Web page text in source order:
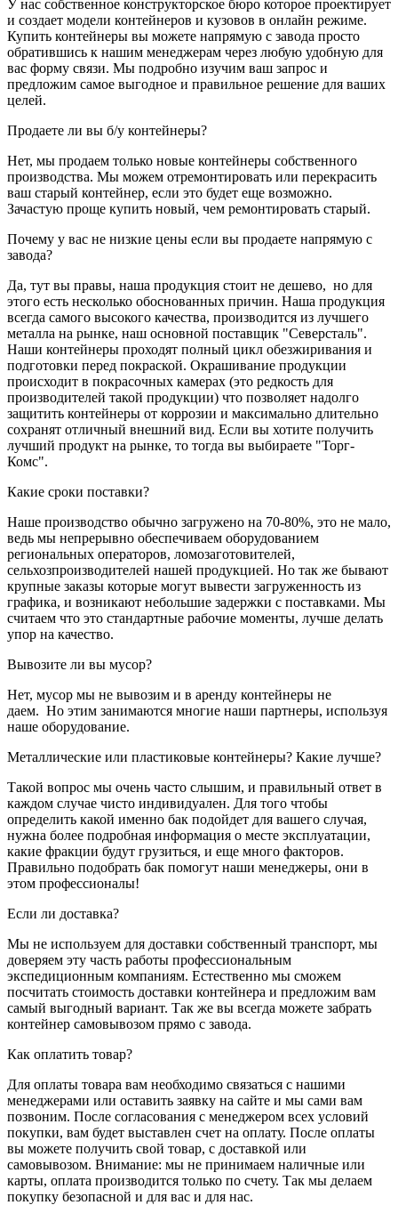
У нас собственное конструкторское бюро которое проектирует
и создает модели контейнеров и кузовов в онлайн режиме.
Купить контейнеры вы можете напрямую с завода просто
обратившись к нашим менеджерам через любую удобную для
вас форму связи. Мы подробно изучим ваш запрос и
предложим самое выгодное и правильное решение для ваших
целей.
Продаете ли вы б/у контейнеры?
Нет, мы продаем только новые контейнеры собственного
производства. Мы можем отремонтировать или перекрасить
ваш старый контейнер, если это будет еще возможно.
Зачастую проще купить новый, чем ремонтировать старый.
Почему у вас не низкие цены если вы продаете напрямую с
завода?
Да, тут вы правы, наша продукция стоит не дешево, но для
этого есть несколько обоснованных причин. Наша продукция
всегда самого высокого качества, производится из лучшего
металла на рынке, наш основной поставщик "Северсталь".
Наши контейнеры проходят полный цикл обезжиривания и
подготовки перед покраской. Окрашивание продукции
происходит в покрасочных камерах (это редкость для
производителей такой продукции) что позволяет надолго
защитить контейнеры от коррозии и максимально длительно
сохранят отличный внешний вид. Если вы хотите получить
лучший продукт на рынке, то тогда вы выбираете "Торг-
Комс".
Какие сроки поставки?
Наше производство обычно загружено на 70-80%, это не мало,
ведь мы непрерывно обеспечиваем оборудованием
региональных операторов, ломозаготовителей,
сельхозпроизводителей нашей продукцией. Но так же бывают
крупные заказы которые могут вывести загруженность из
графика, и возникают небольшие задержки с поставками. Мы
считаем что это стандартные рабочие моменты, лучше делать
упор на качество.
Вывозите ли вы мусор?
Нет, мусор мы не вывозим и в аренду контейнеры не
даем. Но этим занимаются многие наши партнеры, используя
наше оборудование.
Металлические или пластиковые контейнеры? Какие лучше?
Такой вопрос мы очень часто слышим, и правильный ответ в
каждом случае чисто индивидуален. Для того чтобы
определить какой именно бак подойдет для вашего случая,
нужна более подробная информация о месте эксплуатации,
какие фракции будут грузиться, и еще много факторов.
Правильно подобрать бак помогут наши менеджеры, они в
этом профессионалы!
Если ли доставка?
Мы не используем для доставки собственный транспорт, мы
доверяем эту часть работы профессиональным
экспедиционным компаниям. Естественно мы сможем
посчитать стоимость доставки контейнера и предложим вам
самый выгодный вариант. Так же вы всегда можете забрать
контейнер самовывозом прямо с завода.
Как оплатить товар?
Для оплаты товара вам необходимо связаться с нашими
менеджерами или оставить заявку на сайте и мы сами вам
позвоним. После согласования с менеджером всех условий
покупки, вам будет выставлен счет на оплату. После оплаты
вы можете получить свой товар, с доставкой или
самовывозом. Внимание: мы не принимаем наличные или
карты, оплата производится только по счету. Так мы делаем
покупку безопасной и для вас и для нас.